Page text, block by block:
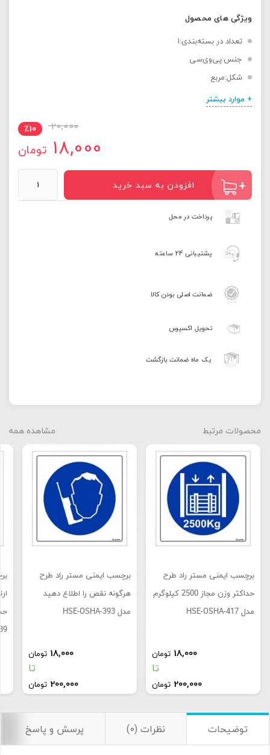
ویژگی های محصول
تعداد در بسته‌بندی:۱
جنس:پی‌وی‌سی
شکل:مربع
+ موارد بیشتر
٪10 20,000
18,000 تومان
برچسب
مستر
افزودن به سبد خرید
پرداخت در محل
پشتیبانی 24 ساعته
ضمانت اصلی بودن کالا
تحویل اکسپرس
یک ماه ضمانت بازگشت
محصولات مرتبط مشاهده همه
برچسب ایمنی مستر راد طرح
حداکثر وزن مجاز 2500 کیلوگرم
مدل HSE-OSHA-417
18,000 تومان
تا
200,000 تومان
برچسب ایمنی مستر راد طرح
هرگونه نقص را اطلاع دهید
مدل HSE-OSHA-393
18,000 تومان
تا
200,000 تومان
توضیحات نظرات (0) پرسش و پاسخ
برچسب ایمنی
مستر راد طرح از
استفاده نمائید
مدل HSE-